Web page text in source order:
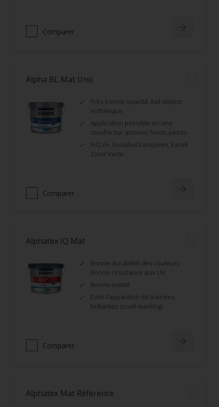
Comparer
Alpha BL Mat Uno
Très bonne opacité, bel aspect
esthétique
Application possible en une
couche sur anciens fonds peints
IAQ A+, Ecolabel Européen, Excell
Zone Verte
Comparer
Alphatex IQ Mat
Bonne durabilité des couleurs -
Bonne résistance aux UV
Bonne matité
Evite l’apparition de trainées
brillantes (snail marking)
Comparer
Alphatex Mat Référence